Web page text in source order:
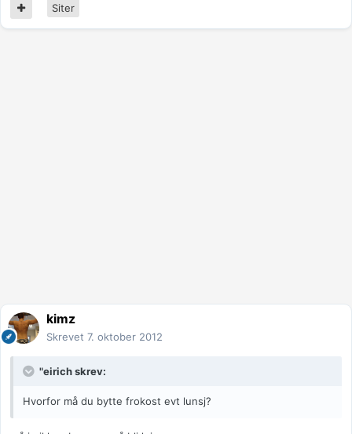
Siter
kimz
Skrevet 7. oktober 2012
"eirich skrev:
Hvorfor må du bytte frokost evt lunsj?